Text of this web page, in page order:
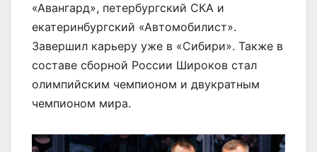
«Авангард», петербургский СКА и
екатеринбургский «Автомобилист».
Завершил карьеру уже в «Сибири». Также в
составе сборной России Широков стал
олимпийским чемпионом и двукратным
чемпионом мира.